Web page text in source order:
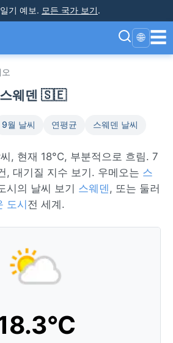
기 예보. 모든 국가 보기.
🌐 ☰
스웨덴 🇸🇪
9월 날씨 연평균 스웨덴 날씨
, 현재 18°C, 부분적으로 흐림. 7
, 대기질 지수 보기. 우메오는 스
의 날씨 보기 스웨덴, 또는 둘러
도시 전 세계.